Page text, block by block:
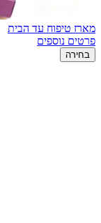
מארז טיפוח עד הבית
פרטים נוספים
בחירה